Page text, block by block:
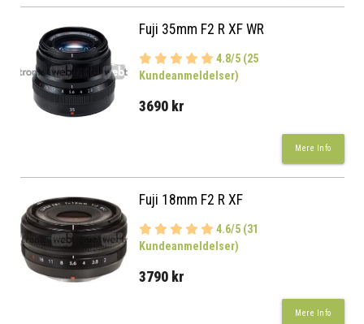
Fuji 35mm F2 R XF WR
4.8/5 (25
Kundeanmeldelser)
3690 kr
Mere Info
Fuji 18mm F2 R XF
4.6/5 (31
Kundeanmeldelser)
3790 kr
Mere Info